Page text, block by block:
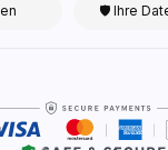
🛡 Ihre